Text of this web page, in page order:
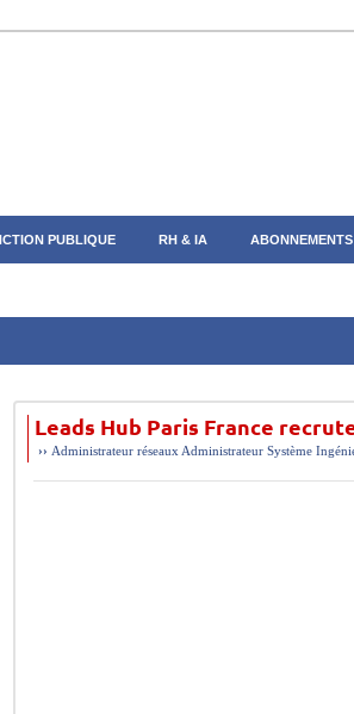
PUBLIQUE RH & IA ABONNEMENTS
Leads Hub Paris France
›› Administrateur réseaux Administrateur Système